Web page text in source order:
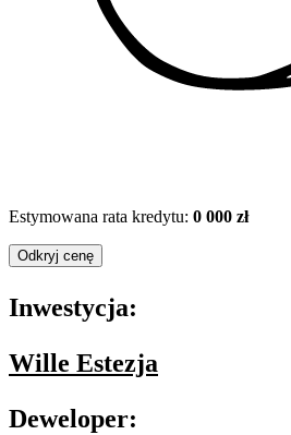
Estymowana rata kredytu: 0 000 zł
Odkryj cenę
Inwestycja:
Wille Estezja
Deweloper: